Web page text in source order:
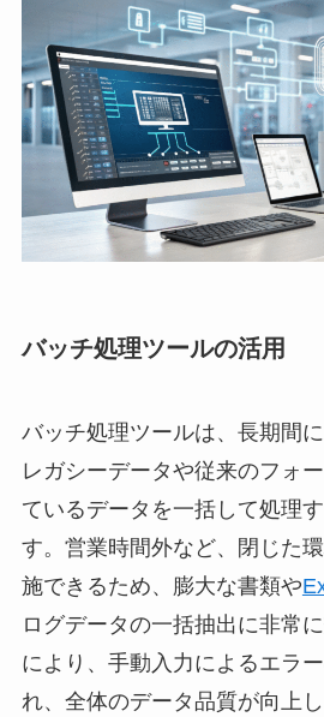
バッチ処理ツールの活用
バッチ処理ツールは、長期間
レガシーデータや従来のフォ
ているデータを一括して処理
す。営業時間外など、閉じた
施できるため、膨大な書類や
ログデータの一括抽出に非常
により、手動入力によるエラ
れ、全体のデータ品質が向上し